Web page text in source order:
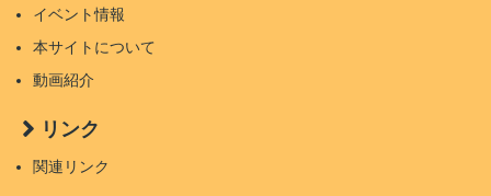
イベント情報
本サイトについて
動画紹介
リンク
関連リンク